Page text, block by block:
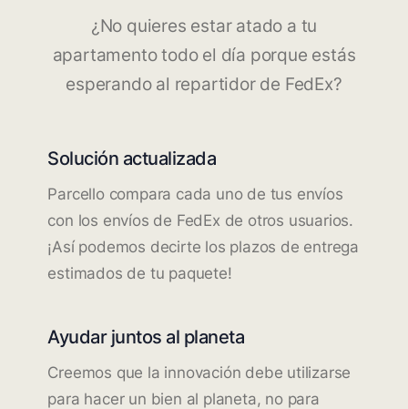
¿No quieres estar atado a tu
apartamento todo el día porque estás
esperando al repartidor de FedEx?
Solución actualizada
Parcello compara cada uno de tus envíos
con los envíos de FedEx de otros usuarios.
¡Así podemos decirte los plazos de entrega
estimados de tu paquete!
Ayudar juntos al planeta
Creemos que la innovación debe utilizarse
para hacer un bien al planeta, no para